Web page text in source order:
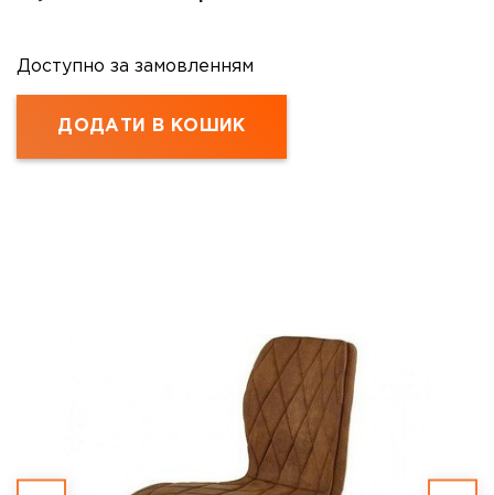
Доступно за замовленням
ДОДАТИ В КОШИК